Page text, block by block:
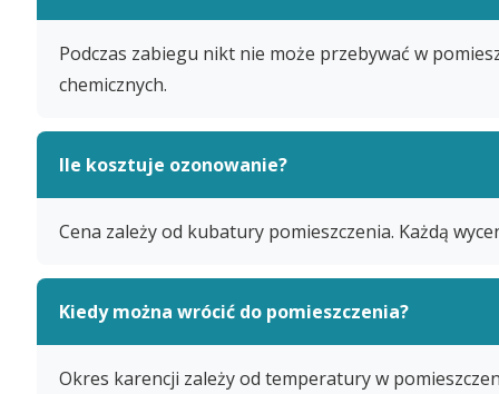
Podczas zabiegu nikt nie może przebywać w
chemicznych.
Ile kosztuje ozonowanie?
Cena zależy od kubatury pomieszczenia. Każdą
Kiedy można wrócić do pomieszczenia?
Okres karencji zależy od temperatury w